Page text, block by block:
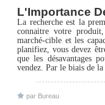
L'Importance
La recherche est la
connaitre votre
marché-cible et les
planifiez, vous devez
que les désavantages
vendez. Par le biais de
par Bureau